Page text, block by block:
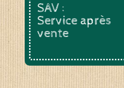
Le YOGA ou le BAIN DE
Anne DEVOUGE
Un ATELIER
autour du jardinage,
SAV :
Service après
vente